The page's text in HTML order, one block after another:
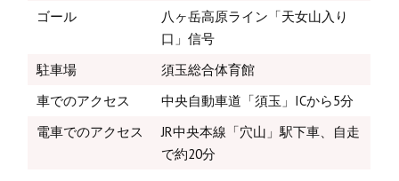
ゴール
八ヶ岳高原ライン「天女山入り
口」信号
駐車場
須玉総合体育館
車でのアクセス
中央自動車道「須玉」ICから5分
電車でのアクセス
JR中央本線「穴山」駅下車、自走
で約20分